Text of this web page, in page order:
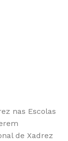
nas Escolas
de Xadrez